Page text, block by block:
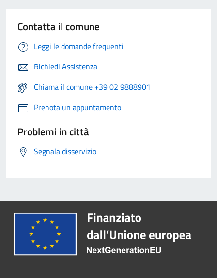
Contatta il comune
Leggi le domande frequenti
Richiedi Assistenza
Chiama il comune +39 02 9888901
Prenota un appuntamento
Problemi in città
Segnala disservizio